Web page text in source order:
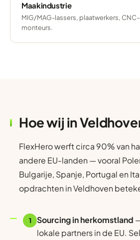
Maakindustrie
MIG/MAG-lassers, plaatwerkers,
monteurs.
Hoe wij in
FlexHero werft circa 90% van
andere EU-landen — vooral
Bulgarije, Spanje, Portugal en
opdrachten in Veldhoven
1 Sourcing in herkomstland
lokale partners in de EU.